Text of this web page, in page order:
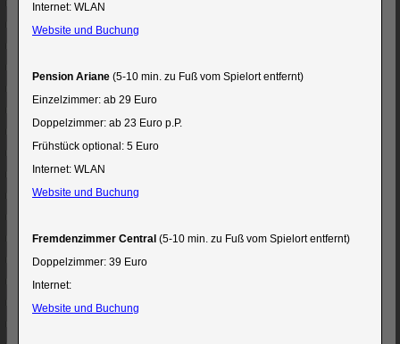
Internet: WLAN
Website und Buchung
Pension Ariane (5-10 min. zu Fuß vom Spielort entfernt)
Einzelzimmer: ab 29 Euro
Doppelzimmer: ab 23 Euro p.P.
Frühstück optional: 5 Euro
Internet: WLAN
Website und Buchung
Fremdenzimmer Central (5-10 min. zu Fuß vom Spielort entfernt)
Doppelzimmer: 39 Euro
Internet:
Website und Buchung